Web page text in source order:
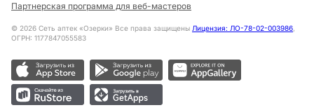
Партнерская программа для веб-мастеров
© 2026 Сеть аптек «Озерки» Все права защищены Лицензия: ЛО-78-02-003986,
ОГРН: 1177847055583